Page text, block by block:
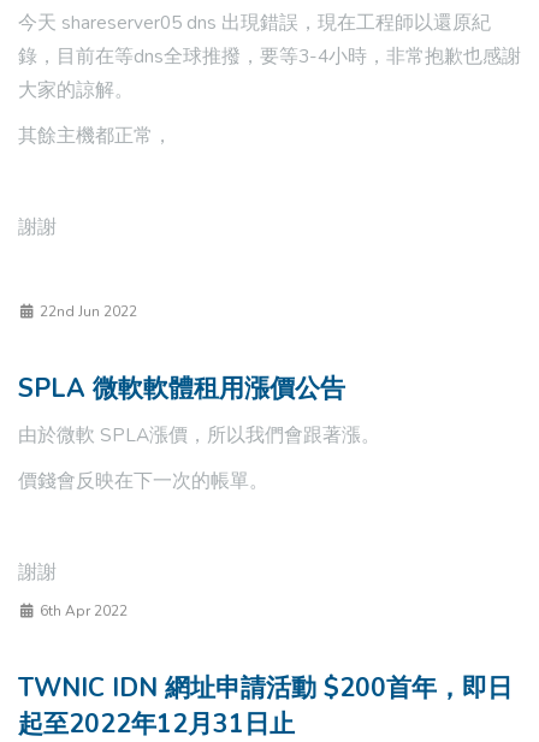
今天 shareserver05 dns 出現錯誤，現在工程師以還原紀
錄，目前在等dns全球推撥，要等3-4小時，非常抱歉也感謝
大家的諒解。
其餘主機都正常，
謝謝
22nd Jun 2022
SPLA 微軟軟體租用漲價公告
由於微軟 SPLA漲價，所以我們會跟著漲。
價錢會反映在下一次的帳單。
謝謝
6th Apr 2022
TWNIC IDN 網址申請活動 $200首年，即日
起至2022年12月31日止